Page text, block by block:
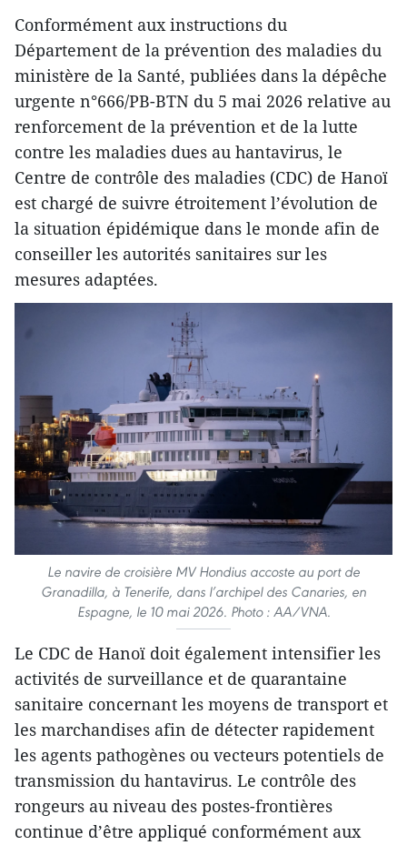
Conformément aux instructions du
Département de la prévention des maladies du
ministère de la Santé, publiées dans la dépêche
urgente n°666/PB-BTN du 5 mai 2026 relative au
renforcement de la prévention et de la lutte
contre les maladies dues au hantavirus, le
Centre de contrôle des maladies (CDC) de Hanoï
est chargé de suivre étroitement l’évolution de
la situation épidémique dans le monde afin de
conseiller les autorités sanitaires sur les
mesures adaptées.
Le navire de croisière MV Hondius accoste au port de
Granadilla, à Tenerife, dans l’archipel des Canaries, en
Espagne, le 10 mai 2026. Photo : AA/VNA.
Le CDC de Hanoï doit également intensifier les
activités de surveillance et de quarantaine
sanitaire concernant les moyens de transport et
les marchandises afin de détecter rapidement
les agents pathogènes ou vecteurs potentiels de
transmission du hantavirus. Le contrôle des
rongeurs au niveau des postes-frontières
continue d’être appliqué conformément aux